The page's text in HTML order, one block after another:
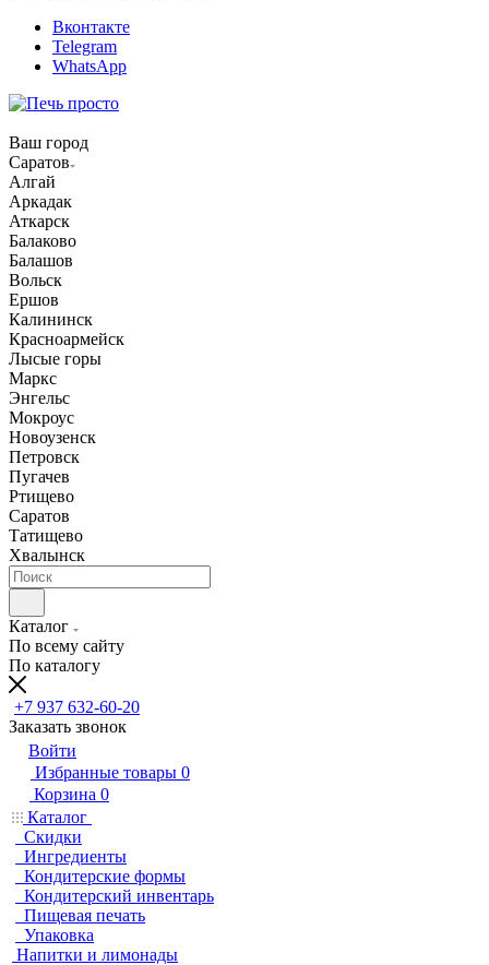
Вконтакте
Telegram
WhatsApp
Ваш город
Саратов
Алгай
Аркадак
Аткарск
Балаково
Балашов
Вольск
Ершов
Калининск
Красноармейск
Лысые горы
Маркс
Энгельс
Мокроус
Новоузенск
Петровск
Пугачев
Ртищево
Саратов
Татищево
Хвалынск
Каталог
По всему сайту
По каталогу
+7 937 632-60-20
Заказать звонок
Войти
Избранные товары 0
Корзина 0
Каталог
Скидки
Ингредиенты
Кондитерские формы
Кондитерский инвентарь
Пищевая печать
Упаковка
Напитки и лимонады